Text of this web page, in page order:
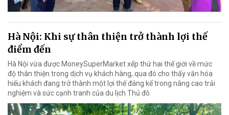
Hà Nội: Khi sự thân thiện trở thành lợi thế
điểm đến
Hà Nội vừa được MoneySuperMarket xếp thứ hai thế giới về mức
độ thân thiện trong dịch vụ khách hàng, qua đó cho thấy văn hóa
hiếu khách đang trở thành một lợi thế đáng kể trong nâng cao trải
nghiệm và sức cạnh tranh của du lịch Thủ đô.